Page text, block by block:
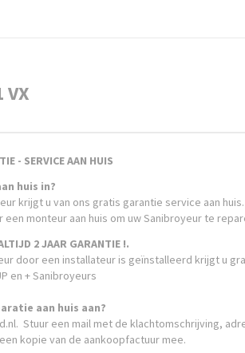
VX
- SERVICE AAN HUIS
huis in?
krijgt u van ons gratis garantie service aan
monteur aan huis om uw Sanibroyeur te
2 JAAR GARANTIE !.
door een installateur is geïnstalleerd krijgt u
en + Sanibroyeurs
aan huis aan?
Stuur een mail met de klachtomschrijving,
kopie van de aankoopfactuur mee.